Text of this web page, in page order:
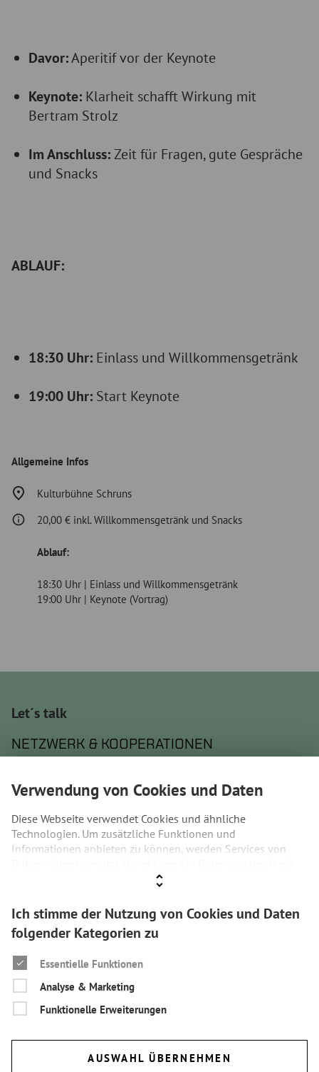
Davor:Aperitif vor der Keynote
Keynote: Klarheit schafft Wirkung mit
Bertram Strolz
Im Anschluss:Zeit für Fragen, gute Gespräche
und Snacks
ABLAUF:
18:30 Uhr: Einlass und Willkommensgetränk
19:00 Uhr: Start Keynote
Allgemeine Infos
Kulturbühne Schruns
20,00 € inkl. Willkommensgetränk und Snacks
Ablauf:
18:30 Uhr | Einlass und Willkommensgetränk
19:00 Uhr | Keynote (Vortrag)
Let´s talk
NETZWERK & KOOPERATIONEN
Was ist das PIZ?
STARTSEITE
Aktuelles
PROJEKTE
BLOG
Verwendung von Cookies und Daten
Diese Webseite verwendet Cookies und ähnliche
Technologien. Um zusätzliche Funktionen und
Informationen anbieten zu können, werden Services von
Drittanbietern stattfinden. Wenn Sie der Verwendung nicht
genutzt, die technisch notwendig sind.
Weitere Informationen sowie Details zu den Kategorien
finden Sie unter
Ich stimme der Nutzung von Cookies und Daten
folgender Kategorien zu
Essentielle Funktionen
Analyse & Marketing
Funktionelle Erweiterungen
AUSWAHL ÜBERNEHMEN